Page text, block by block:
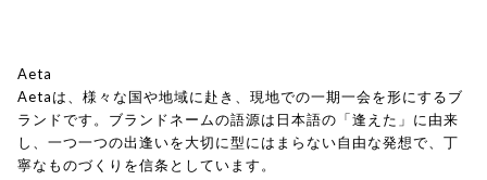
Aeta
Aetaは、様々な国や地域に赴き、現地での一期一会を形にするブ
ランドです。ブランドネームの語源は日本語の「逢えた」に由来
し、一つ一つの出逢いを大切に型にはまらない自由な発想で、丁
寧なものづくりを信条としています。